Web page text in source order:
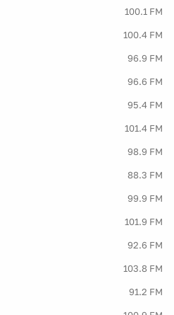
100.1 FM
100.4 FM
96.9 FM
96.6 FM
95.4 FM
101.4 FM
98.9 FM
88.3 FM
99.9 FM
101.9 FM
92.6 FM
103.8 FM
91.2 FM